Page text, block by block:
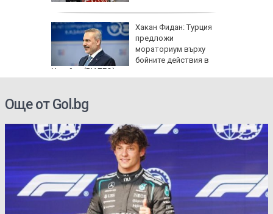
Хакан Фидан: Турция
предложи
мораториум върху
бойните действия в
Украйна (ВИДЕО)
Още от Gol.bg